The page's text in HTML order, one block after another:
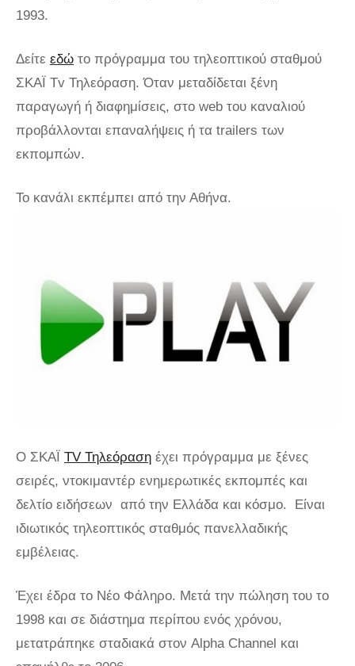
1993.
Δείτε εδώ το πρόγραμμα του τηλεοπτικού σταθμού
ΣΚΑΪ Tv Τηλεόραση. Όταν μεταδίδεται ξένη
παραγωγή ή διαφημίσεις, στο web του καναλιού
προβάλλονται επαναλήψεις ή τα trailers των
εκπομπών.
Το κανάλι εκπέμπει από την Αθήνα.
Ο ΣΚΑΪ TV Τηλεόραση έχει πρόγραμμα με ξένες
σειρές, ντοκιμαντέρ ενημερωτικές εκπομπές και
δελτίο ειδήσεων από την Ελλάδα και κόσμο. Είναι
ιδιωτικός τηλεοπτικός σταθμός πανελλαδικής
εμβέλειας.
Έχει έδρα το Νέο Φάληρο. Μετά την πώληση του το
1998 και σε διάστημα περίπου ενός χρόνου,
μετατράπηκε σταδιακά στον Alpha Channel και